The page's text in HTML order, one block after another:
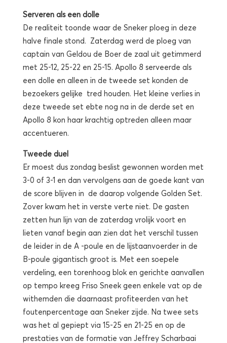
Serveren als een dolle
De realiteit toonde waar de Sneker ploeg in deze
halve finale stond. Zaterdag werd de ploeg van
captain van Geldou de Boer de zaal uit getimmerd
met 25-12, 25-22 en 25-15. Apollo 8 serveerde als
een dolle en alleen in de tweede set konden de
bezoekers gelijke tred houden. Het kleine verlies in
deze tweede set ebte nog na in de derde set en
Apollo 8 kon haar krachtig optreden alleen maar
accentueren.
Tweede duel
Er moest dus zondag beslist gewonnen worden met
3-0 of 3-1 en dan vervolgens aan de goede kant van
de score blijven in de daarop volgende Golden Set.
Zover kwam het in verste verte niet. De gasten
zetten hun lijn van de zaterdag vrolijk voort en
lieten vanaf begin aan zien dat het verschil tussen
de leider in de A -poule en de lijstaanvoerder in de
B-poule gigantisch groot is. Met een soepele
verdeling, een torenhoog blok en gerichte aanvallen
op tempo kreeg Friso Sneek geen enkele vat op de
withemden die daarnaast profiteerden van het
foutenpercentage aan Sneker zijde. Na twee sets
was het al gepiept via 15-25 en 21-25 en op de
prestaties van de formatie van Jeffrey Scharbaai